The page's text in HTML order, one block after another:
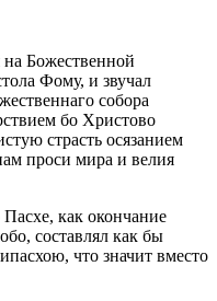
Божественной
Фому, и звучал
собора
бо Христово
страсть осязанием
проси мира и велия
как окончание
составлял как бы
что значит вместо